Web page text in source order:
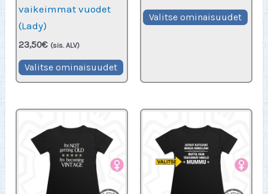
vaikeimmat vuodet
(Lady)
23,50€ (sis. ALV)
Valitse ominaisuudet Tällä
tuotteella
useampi
muunnelma.
tehdä
-
27,50€
Valitse ominaisuudet